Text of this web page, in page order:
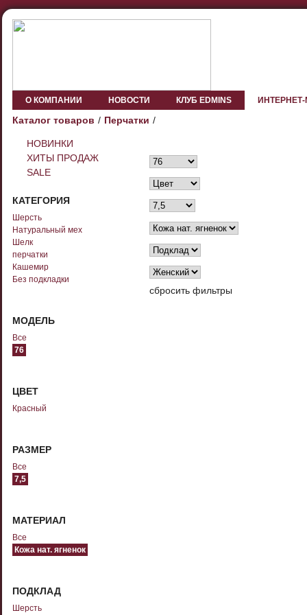
О КОМПАНИИ НОВОСТИ КЛУБ EDMINS
Каталог товаров Перчатки
НОВИНКИ
ХИТЫ ПРОДАЖ
SALE
КАТЕГОРИЯ
Шерсть
Натуральный мех
Шелк
перчатки
Кашемир
Без подкладки
МОДЕЛЬ
Все
76
ЦВЕТ
Красный
РАЗМЕР
Все
7,5
МАТЕРИАЛ
Все
Кожа нат. ягненок
ПОДКЛАД
Шерсть
сбросить фильтры